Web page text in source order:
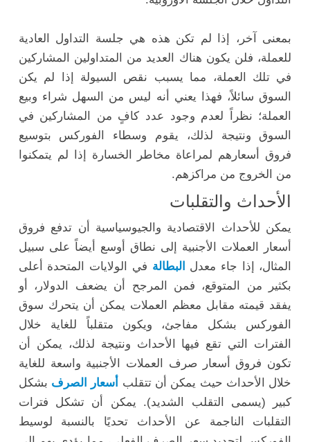
بمعنى آخر، إذا لم تكن هذه هي جلسة التداول العادية
للعملة، فلن يكون هناك العديد من المتداولين المشاركين
في تلك العملة، مما يسبب نقص
السيولة إذا لم يكن
السوق سائلاً، فهذا يعني أنه ليس من السهل شراء وبيع
العملة؛ نظراً لعدم وجود عدد كافٍ من المشاركين في
السوق ونتيجة لذلك، يقوم وسطاء الفوركس بتوسيع
فروق أسعارهم لمراعاة مخاطر الخسارة إذا لم يتمكنوا
من الخروج من مراكزهم.
الأحداث والتقلبات
يمكن للأحداث الاقتصادية والجيوسياسية أن تدفع فروق
أسعار العملات الأجنبية إلى نطاق أوسع أيضاً على سبيل
المثال، إذا جاء معدل
البطالة في الولايات المتحدة أعلى
بكثير من المتوقع، فمن المرجح أن يضعف الدولار، أو
يفقد قيمته مقابل معظم العملات يمكن أن يتحرك سوق
الفوركس بشكل مفاجئ، ويكون متقلباً للغاية خلال
الفترات التي تقع فيها الأحداث ونتيجة لذلك، يمكن أن
تكون فروق أسعار صرف العملات الأجنبية واسعة للغاية
خلال الأحداث حيث يمكن أن تتقلب
أسعار الصرف بشكل
كبير (يسمى التقلب الشديد). يمكن أن تشكل فترات
التقلبات الناجمة عن الأحداث تحديًا بالنسبة لوسيط